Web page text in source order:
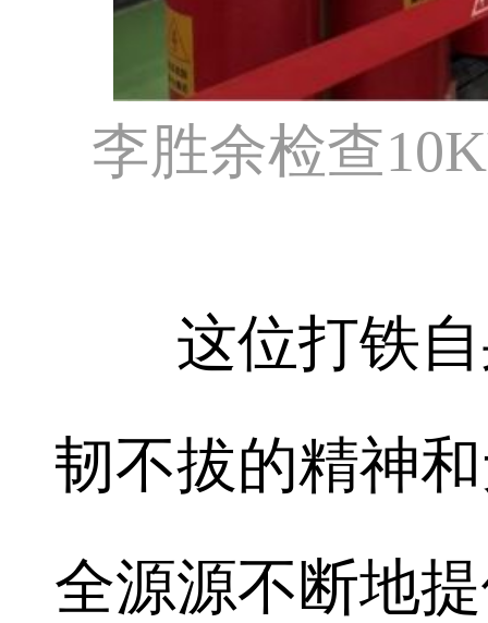
李胜余检查
这位打铁自
韧不拔的精神
全源源不断地